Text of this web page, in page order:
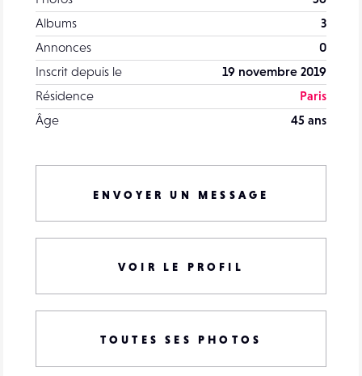
Albums
3
Annonces
0
Inscrit depuis le
19 novembre 2019
Résidence
Paris
Âge
45 ans
ENVOYER UN MESSAGE
VOIR LE PROFIL
TOUTES SES PHOTOS